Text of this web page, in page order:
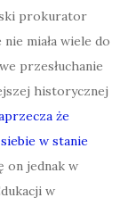
prokurator
miała wiele do
przesłuchanie
historycznej
że
w stanie
on jednak w
w